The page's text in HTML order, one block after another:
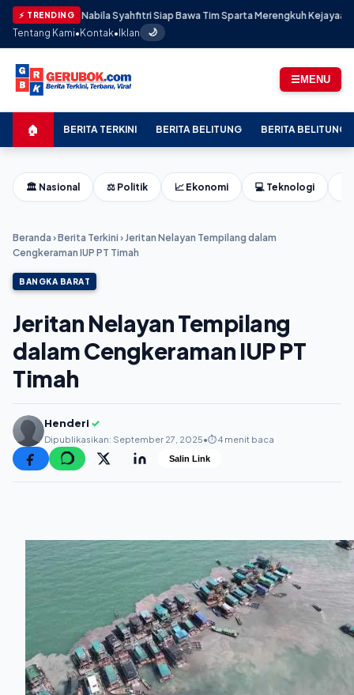
⚡ TRENDING
Nabila Syahfitri Siap Bawa Tim Sparta Merengkuh Kejayaan di AAF Cup
Tentang Kami•Kontak•Iklan 🌙
☰MENU
🏠 BERITA TERKINI BERITA BELITUNG BERITA BELITUNG
🏛️ Nasional ⚖️ Politik 📈 Ekonomi 💻 Teknologi
Beranda ›Berita Terkini › Jeritan Nelayan Tempilang dalam
Cengkeraman IUP PT Timah
BANGKA BARAT
Jeritan Nelayan Tempilang
dalam Cengkeraman IUP PT
Timah
Henderi ✓
Dipublikasikan: September 27, 2025•⏱️ 4 menit baca
Salin Link